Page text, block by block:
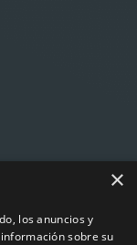
14120 Córdoba
×
los anuncios y
sobre su